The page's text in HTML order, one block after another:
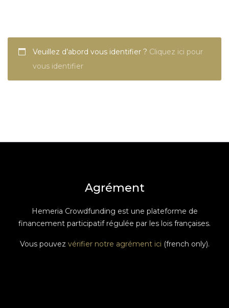
Veuillez d’abord vous identifier ? Cliquez ici pour
vous identifier
Agrément
Hemeria Crowdfunding est une plateforme de
financement participatif régulée par les lois françaises.
Vous pouvez vérifier notre agrément ici (french only).